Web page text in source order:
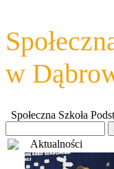
w
Społeczna Szkoła
Aktualności